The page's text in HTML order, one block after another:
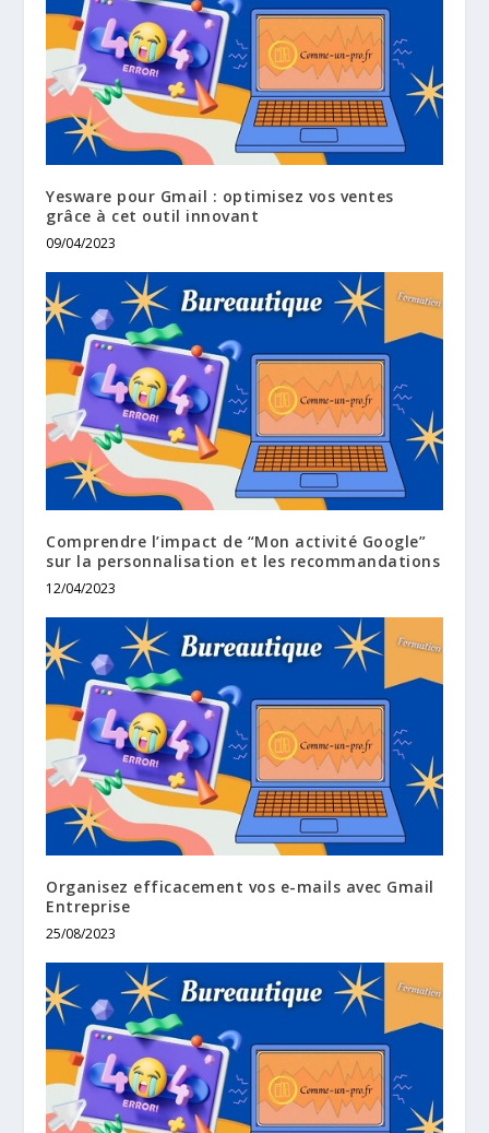
Yesware pour Gmail : optimisez vos ventes
grâce à cet outil innovant
09/04/2023
Comprendre l’impact de “Mon activité Google”
sur la personnalisation et les recommandations
12/04/2023
Organisez efficacement vos e-mails avec Gmail
Entreprise
25/08/2023